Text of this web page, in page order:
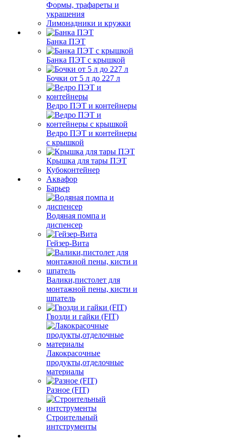
Формы, трафареты и
украшения
Лимонадники и кружки
Банка ПЭТ
Банка ПЭТ с крышкой
Бочки от 5 л до 227 л
Ведро ПЭТ и контейнеры
Ведро ПЭТ и контейнеры
с крышкой
Крышка для тары ПЭТ
Кубоконтейнер
Аквафор
Барьер
Водяная помпа и
диспенсер
Гейзер-Вита
Валики,пистолет для
монтажной пены, кисти и
шпатель
Гвозди и гайки (FIT)
Лакокрасочные
продукты,отделочные
материалы
Разное (FIT)
Строительный
интструменты